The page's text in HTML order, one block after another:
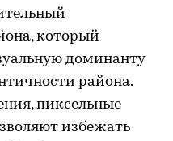
который
доминанту
района.
пиксельные
избежать